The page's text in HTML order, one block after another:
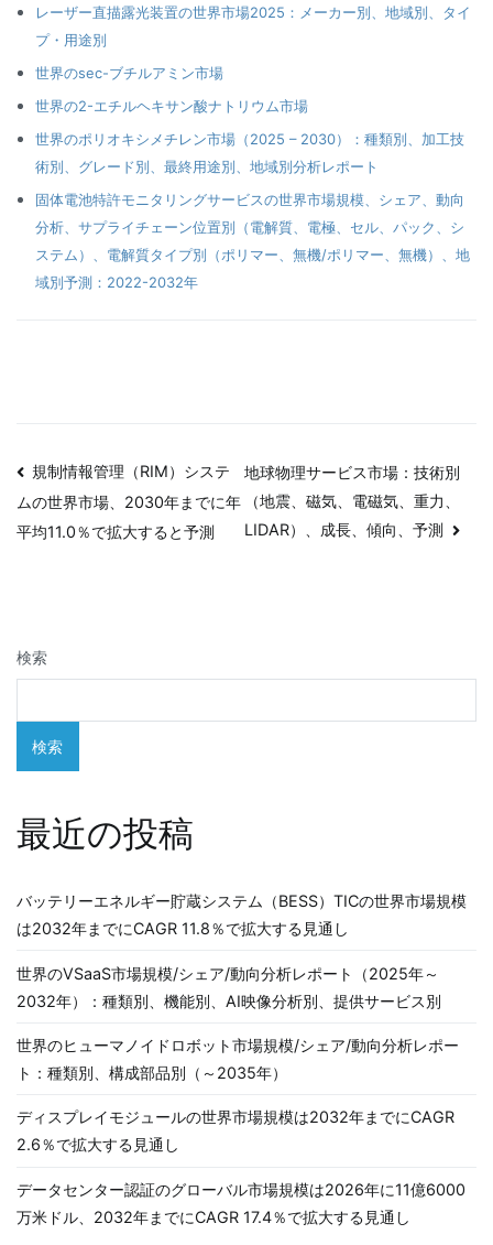
レーザー直描露光装置の世界市場2025：メーカー別、地域別、タイ
プ・用途別
世界のsec-ブチルアミン市場
世界の2-エチルヘキサン酸ナトリウム市場
世界のポリオキシメチレン市場（2025 – 2030）：種類別、加工技
術別、グレード別、最終用途別、地域別分析レポート
固体電池特許モニタリングサービスの世界市場規模、シェア、動向
分析、サプライチェーン位置別（電解質、電極、セル、パック、シ
ステム）、電解質タイプ別（ポリマー、無機/ポリマー、無機）、地
域別予測：2022-2032年
投
稿
ゲ
ー
シ
ン
規制情報管理（RIM）システ
ムの世界市場、2030年までに年
平均11.0％で拡大すると予測
地球物理サービス市場：技術別
（地震、磁気、電磁気、重力、
LIDAR）、成長、傾向、予測
検索
検索
最近の投稿
バッテリーエネルギー貯蔵システム（BESS）TICの世界市場規模
は2032年までにCAGR 11.8％で拡大する見通し
世界のVSaaS市場規模/シェア/動向分析レポート（2025年～
2032年）：種類別、機能別、AI映像分析別、提供サービス別
世界のヒューマノイドロボット市場規模/シェア/動向分析レポー
ト：種類別、構成部品別（～2035年）
ディスプレイモジュールの世界市場規模は2032年までにCAGR
2.6％で拡大する見通し
データセンター認証のグローバル市場規模は2026年に11億6000
万米ドル、2032年までにCAGR 17.4％で拡大する見通し